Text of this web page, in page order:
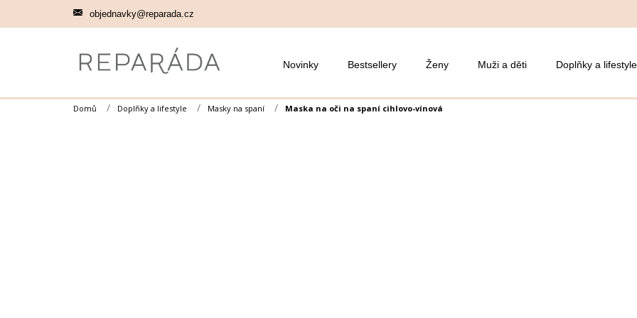
objednavky@reparada.cz
Novinky Bestsellery Ženy Muži a děti Doplňky a lifestyle
Domů Doplňky a lifestyle Masky na spaní Maska na oči na spaní cihlovo-vínová